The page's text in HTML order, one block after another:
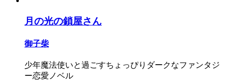
月の光の鎖屋さん
御子柴
少年魔法使いと過ごすちょっぴりダークなファンタジ
ー恋愛ノベル